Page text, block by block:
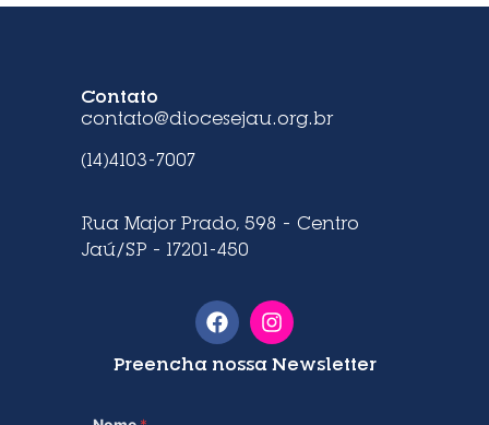
Contato
contato@diocesejau.org.br
(14)4103-7007
Rua Major Prado, 598 – Centro
Jaú/SP – 17201-450
Preencha nossa Newsletter